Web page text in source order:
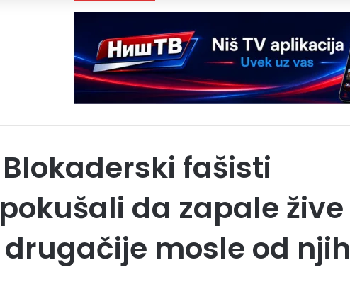
fašisti
da zapale žive
mosle od njih